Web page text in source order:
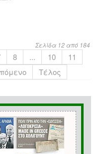
Σελίδα 12 από 184
8 ... 10
11
Τέλος